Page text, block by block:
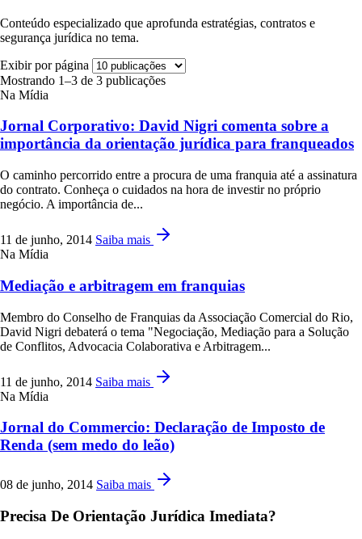
Conteúdo especializado que aprofunda estratégias, contratos e
segurança jurídica no tema.
Exibir por página
Mostrando 1–3 de 3 publicações
Na Mídia
Jornal Corporativo: David Nigri comenta sobre a
importância da orientação jurídica para franqueados
O caminho percorrido entre a procura de uma franquia até a assinatura
do contrato. Conheça o cuidados na hora de investir no próprio
negócio. A importância de...
11 de junho, 2014 Saiba mais
Na Mídia
Mediação e arbitragem em franquias
Membro do Conselho de Franquias da Associação Comercial do Rio,
David Nigri debaterá o tema "Negociação, Mediação para a Solução
de Conflitos, Advocacia Colaborativa e Arbitragem...
11 de junho, 2014 Saiba mais
Na Mídia
Jornal do Commercio: Declaração de Imposto de
Renda (sem medo do leão)
08 de junho, 2014 Saiba mais
Precisa De Orientação Jurídica Imediata?